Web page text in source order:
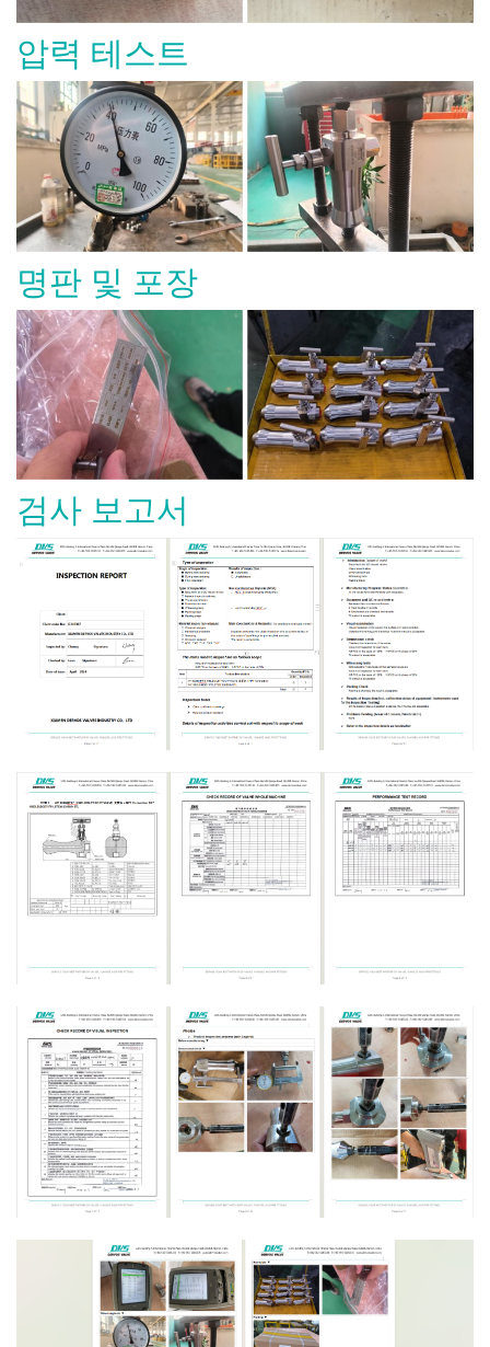
압력 테스트
명판 및 포장
검사 보고서